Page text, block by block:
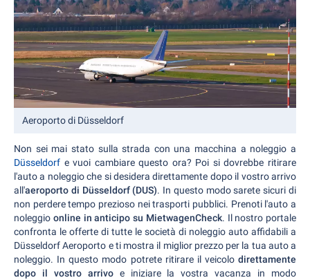
Aeroporto di Düsseldorf
Non sei mai stato sulla strada con una macchina a noleggio a
Düsseldorf e vuoi cambiare questo ora? Poi si dovrebbe ritirare
l'auto a noleggio che si desidera direttamente dopo il vostro arrivo
all'aeroporto di Düsseldorf (DUS). In questo modo sarete sicuri di
non perdere tempo prezioso nei trasporti pubblici. Prenoti l'auto a
noleggio online in anticipo su MietwagenCheck. Il nostro portale
confronta le offerte di tutte le società di noleggio auto affidabili a
Düsseldorf Aeroporto e ti mostra il miglior prezzo per la tua auto a
noleggio. In questo modo potrete ritirare il veicolo direttamente
dopo il vostro arrivoe iniziare la vostra vacanza in modo